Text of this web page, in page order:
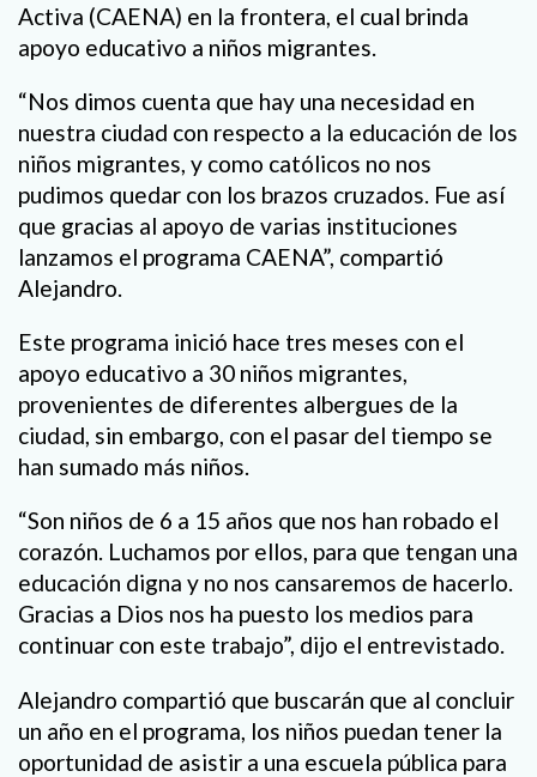
Activa (CAENA) en la frontera, el cual brinda
apoyo educativo a niños migrantes.
“Nos dimos cuenta que hay una necesidad en
nuestra ciudad con respecto a la educación de los
niños migrantes, y como católicos no nos
pudimos quedar con los brazos cruzados. Fue así
que gracias al apoyo de varias instituciones
lanzamos el programa CAENA”, compartió
Alejandro.
Este programa inició hace tres meses con el
apoyo educativo a 30 niños migrantes,
provenientes de diferentes albergues de la
ciudad, sin embargo, con el pasar del tiempo se
han sumado más niños.
“Son niños de 6 a 15 años que nos han robado el
corazón. Luchamos por ellos, para que tengan una
educación digna y no nos cansaremos de hacerlo.
Gracias a Dios nos ha puesto los medios para
continuar con este trabajo”, dijo el entrevistado.
Alejandro compartió que buscarán que al concluir
un año en el programa, los niños puedan tener la
oportunidad de asistir a una escuela pública para